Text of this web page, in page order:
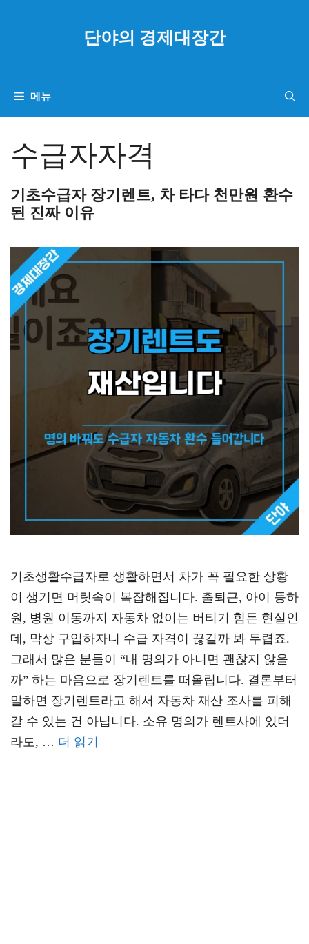
단야의 경제대장간
메뉴
수급자자격
기초수급자 장기렌트, 차 타다 천만원 환수
된 진짜 이유
기초생활수급자로 생활하면서 차가 꼭 필요한 상황
이 생기면 머릿속이 복잡해집니다. 출퇴근, 아이 등하
원, 병원 이동까지 자동차 없이는 버티기 힘든 현실인
데, 막상 구입하자니 수급 자격이 끊길까 봐 두렵죠.
그래서 많은 분들이 “내 명의가 아니면 괜찮지 않을
까” 하는 마음으로 장기렌트를 떠올립니다. 결론부터
말하면 장기렌트라고 해서 자동차 재산 조사를 피해
갈 수 있는 건 아닙니다. 소유 명의가 렌트사에 있더
라도, … 더 읽기